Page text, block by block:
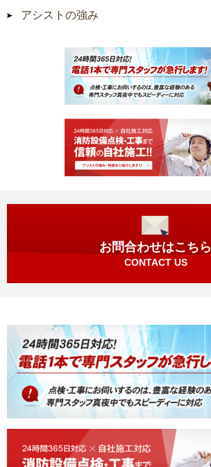
アシストの強み
お問合わせはこちら
CONTACT US